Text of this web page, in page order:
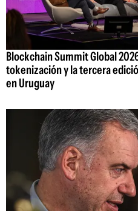
Blockchain Summit Global
tokenización y la tercera
en Uruguay